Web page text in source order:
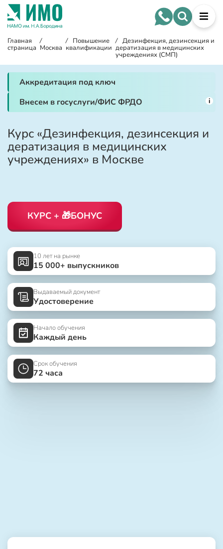
Главная
страница
/
Москва
/ Повышение
квалификации
/ Дезинфекция, дезинсекция и
дератизация в медицинских
учреждениях (СМП)
Аккредитация под ключ
Внесем в госуслуги/ФИС ФРДО
i
Курс «Дезинфекция, дезинсекция и
дератизация в медицинских
учреждениях» в Москве
КУРС + 🎁БОНУС
10 лет на рынке
15 000+ выпускников
Выдаваемый документ
Удостоверение
Начало обучения
Каждый день
Срок обучения
72 часа